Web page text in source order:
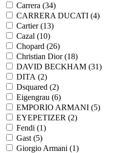
Carrera (34)
CARRERA DUCATI (4)
Cartier (13)
Cazal (10)
Chopard (26)
Christian Dior (18)
DAVID BECKHAM (31)
DITA (2)
Dsquared (2)
Eigengrau (6)
EMPORIO ARMANI (5)
EYEPETIZER (2)
Fendi (1)
Gast (5)
Giorgio Armani (1)